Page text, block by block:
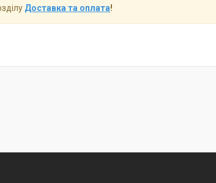
Доставка та оплата!